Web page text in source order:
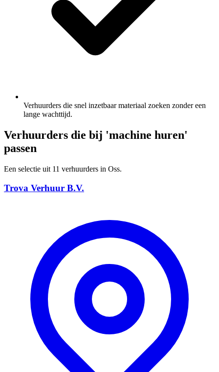
Verhuurders die snel inzetbaar materiaal zoeken zonder een
lange wachttijd.
Verhuurders die bij 'machine huren'
passen
Een selectie uit 11 verhuurders in Oss.
Trova Verhuur B.V.